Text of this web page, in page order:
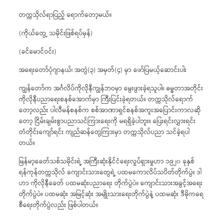
တက္ကသိုလ်ရာပြည့် ရောက်တော့မယ်။
(ကိုယ်တွေ့ သမိုင်းဖြစ်ရပ်မှန်)
(ခင်မောင်ဝင်း)
အရေးတော်ပုံဂျာနယ်၊ အတွဲ(၃) အမှတ်(၄) မှာ ဖော်ပြမယ့်ဆောင်းပါး
ကျွန်တော်က အင်္ဂလိပ်ကိုလိုနီကျွန်ဘဝမှာ မွေးဖွားခဲ့ရသူပါ။ ဓမ္မတာအတိုင်း
ကိုလိုနီပညာရေးစနစ်အောက်မှာ ကြီးပြင်းခဲ့ရတယ်။ တက္ကသိုလ်ရောက်
တော့လည်း ပါလီမန်စနစ်က စစ်အာဏာရှင်စနစ်အကူးအပြောင်းကာလဆို
တော့ ငြိမ်းချမ်းစွာပညာသင်ကြားရေးကို မရရှိခဲ့ပါဘူး။ ပြေးရင်းလွှားရင်း
တံတိုင်းကျော်ရင်း ကျည်ဆန်တွေကြားမှာ တက္ကသိုလ်ပညာ သင်ခဲ့ရပါ
တယ်။
မြန်မာ့ခေတ်သစ်သမိုင်းရဲ့ အကြီးဆုံးနိုင်ငံရေးလှုပ်ရှားမှုဟာ ၁၉၂၀ ခုနှစ်
ရန်ကုန်တက္ကသိုလ် ကျောင်းသားတွေရဲ့ ပထမကောလိပ်သပိတ်တိုက်ပွဲ။ ဒါ
ဟာ ကိုလိုနီခေတ် ပထမဆုံးပညာရေး တိုက်ပွဲပဲ။ ကျောင်းသားအခွင့်အရေး
တိုက်ပွဲပဲ။ ပထမဆုံး အမြင့်ဆုံး အမျိုးသားရေးတိုက်ပွဲနဲ့ ပထမဆုံး ဒီမိုကရေ
စီရေးတိုက်ပွဲလည်း ဖြစ်ပါတယ်။